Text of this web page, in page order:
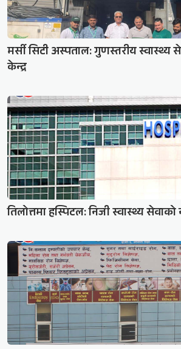
मर्सी सिटी अस्पताल: गुणस्तरीय स्वास्थ्य
केन्द्र
तिलोत्तमा हस्पिटल: निजी स्वास्थ्य